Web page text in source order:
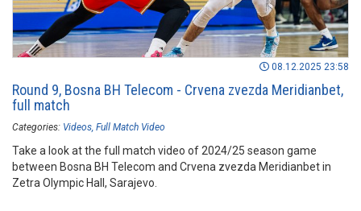
08.12.2025 23:58
Round 9, Bosna BH Telecom - Crvena zvezda Meridianbet,
full match
Categories: Videos Full Match Video
Take a look at the full match video of 2024/25 season game
between Bosna BH Telecom and Crvena zvezda Meridianbet in
Zetra Olympic Hall, Sarajevo.